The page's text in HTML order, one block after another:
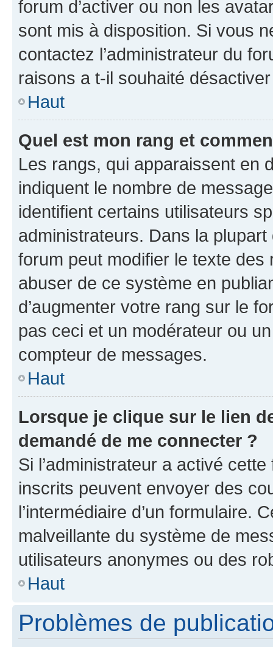
forum d’activer ou non les
sont mis à disposition. Si vous
contactez l’administrateur du
raisons a t-il souhaité
Haut
Quel est mon rang et
Les rangs, qui apparaissent en
indiquent le nombre de
identifient certains utilisateurs
administrateurs. Dans la
forum peut modifier le texte
abuser de ce système en
d’augmenter votre rang sur le
pas ceci et un modérateur ou
compteur de messages.
Haut
Lorsque je clique sur le lien
demandé de me connecter ?
Si l’administrateur a activé
inscrits peuvent envoyer des
l’intermédiaire d’un formulaire.
malveillante du système de
utilisateurs anonymes ou des
Haut
Problèmes de